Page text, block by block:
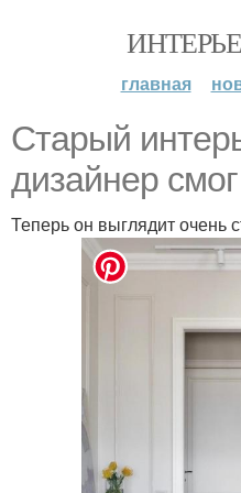
главная
Старый
дизайнер
Теперь он выглядит очень